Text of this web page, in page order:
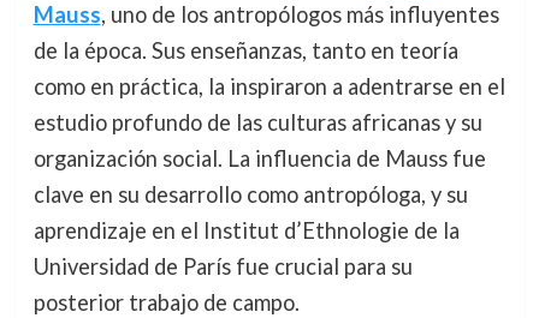
Mauss, uno de los antropólogos más influyentes
de la época. Sus enseñanzas, tanto en teoría
como en práctica, la inspiraron a adentrarse en el
estudio profundo de las culturas africanas y su
organización social. La influencia de Mauss fue
clave en su desarrollo como antropóloga, y su
aprendizaje en el Institut d’Ethnologie de la
Universidad de París fue crucial para su
posterior trabajo de campo.